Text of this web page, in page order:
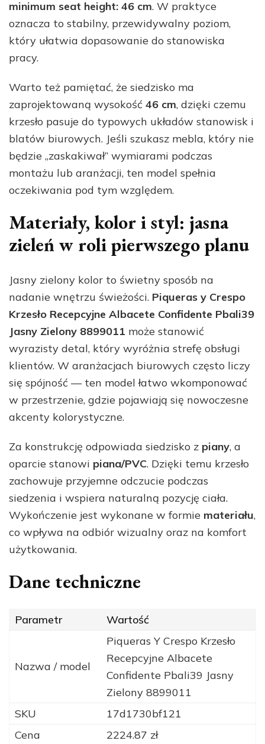
minimum seat height: 46 cm. W praktyce
oznacza to stabilny, przewidywalny poziom,
który ułatwia dopasowanie do stanowiska
pracy.
Warto też pamiętać, że siedzisko ma
zaprojektowaną wysokość 46 cm, dzięki czemu
krzesło pasuje do typowych układów stanowisk i
blatów biurowych. Jeśli szukasz mebla, który nie
będzie „zaskakiwał” wymiarami podczas
montażu lub aranżacji, ten model spełnia
oczekiwania pod tym względem.
Materiały, kolor i styl: jasna
zieleń w roli pierwszego planu
Jasny zielony kolor to świetny sposób na
nadanie wnętrzu świeżości. Piqueras y Crespo
Krzesło Recepcyjne Albacete Confidente Pbali39
Jasny Zielony 8899011 może stanowić
wyrazisty detal, który wyróżnia strefę obsługi
klientów. W aranżacjach biurowych często liczy
się spójność — ten model łatwo wkomponować
w przestrzenie, gdzie pojawiają się nowoczesne
akcenty kolorystyczne.
Za konstrukcję odpowiada siedzisko z piany, a
oparcie stanowi piana/PVC. Dzięki temu krzesło
zachowuje przyjemne odczucie podczas
siedzenia i wspiera naturalną pozycję ciała.
Wykończenie jest wykonane w formie materiału,
co wpływa na odbiór wizualny oraz na komfort
użytkowania.
Dane techniczne
Parametr Wartość
Nazwa / model
Piqueras Y Crespo Krzesło
Recepcyjne Albacete
Confidente Pbali39 Jasny
Zielony 8899011
SKU
17d1730bf121
Cena
2224.87 zł